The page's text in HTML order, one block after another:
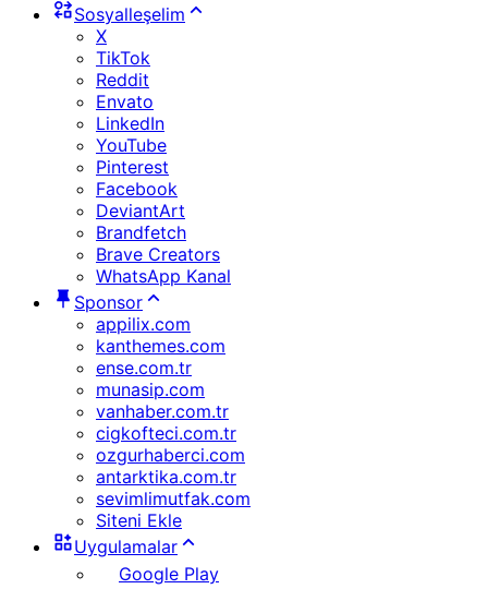
Sosyalleşelim
X
TikTok
Reddit
Envato
LinkedIn
YouTube
Pinterest
Facebook
DeviantArt
Brandfetch
Brave Creators
WhatsApp Kanal
Sponsor
appilix.com
kanthemes.com
ense.com.tr
munasip.com
vanhaber.com.tr
cigkofteci.com.tr
ozgurhaberci.com
antarktika.com.tr
sevimlimutfak.com
Siteni Ekle
Uygulamalar
Google Play